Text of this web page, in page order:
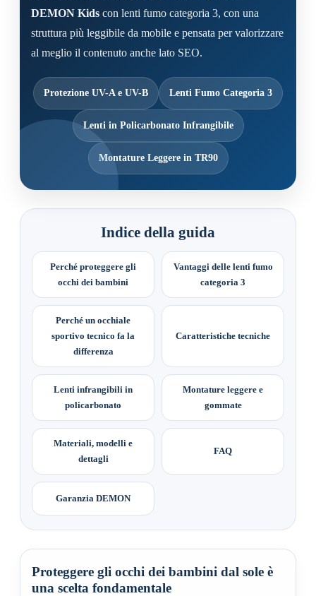
DEMON Kids con lenti fumo categoria 3, con una
struttura più leggibile da mobile e pensata per valorizzare
al meglio il contenuto anche lato SEO.
Protezione UV-A e UV-B Lenti Fumo Categoria 3
Lenti in Policarbonato Infrangibile
Montature Leggere in TR90
Indice della guida
Perché proteggere gli
occhi dei bambini
Vantaggi delle lenti fumo
categoria 3
Perché un occhiale
sportivo tecnico fa la
differenza
Caratteristiche tecniche
Lenti infrangibili in
policarbonato
Montature leggere e
gommate
Materiali, modelli e
dettagli
FAQ
Garanzia DEMON
Proteggere gli occhi dei bambini dal sole è
una scelta fondamentale